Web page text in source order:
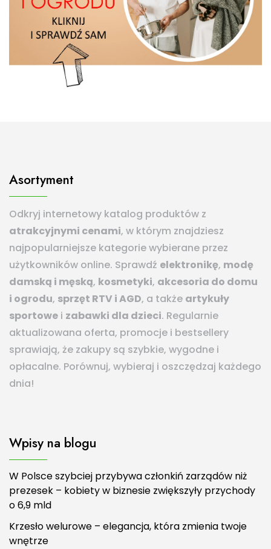
Asortyment
Odkryj internetowy katalog produktów z
atrakcyjnymi cenami, w którym znajdziesz
najpopularniejsze kategorie wybierane przez
użytkowników online. Sprawdź elektronikę, modę
damską i męską, kosmetyki, akcesoria do domu
i ogrodu, sprzęt RTV i AGD, a także artykuły
sportowe i zabawki dla dzieci. Regularnie
aktualizowana oferta, promocje i bestsellery
sprawiają, że zakupy są szybkie, wygodne i
opłacalne. Porównuj, wybieraj i oszczędzaj każdego
dnia!
Wpisy na blogu
W Polsce szybciej przybywa członkiń zarządów niż
prezesek – kobiety w biznesie zwiększyły przychody
o 6,9 mld
Krzesło welurowe – elegancja, która zmienia twoje
wnętrze